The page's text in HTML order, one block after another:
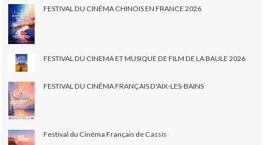
FESTIVAL DU CINÉMA CHINOIS EN FRANCE 2026
FESTIVAL DU CINEMA ET MUSIQUE DE FILM DE LA BAULE 2026
FESTIVAL DU CINÉMA FRANÇAIS D'AIX-LES-BAINS
Festival du Cinéma Français de Cassis